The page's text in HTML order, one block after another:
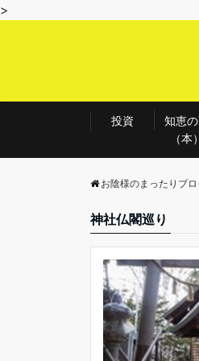
>
投資
知恵
（本）
お陰様のまったりブ
神社仏閣巡り